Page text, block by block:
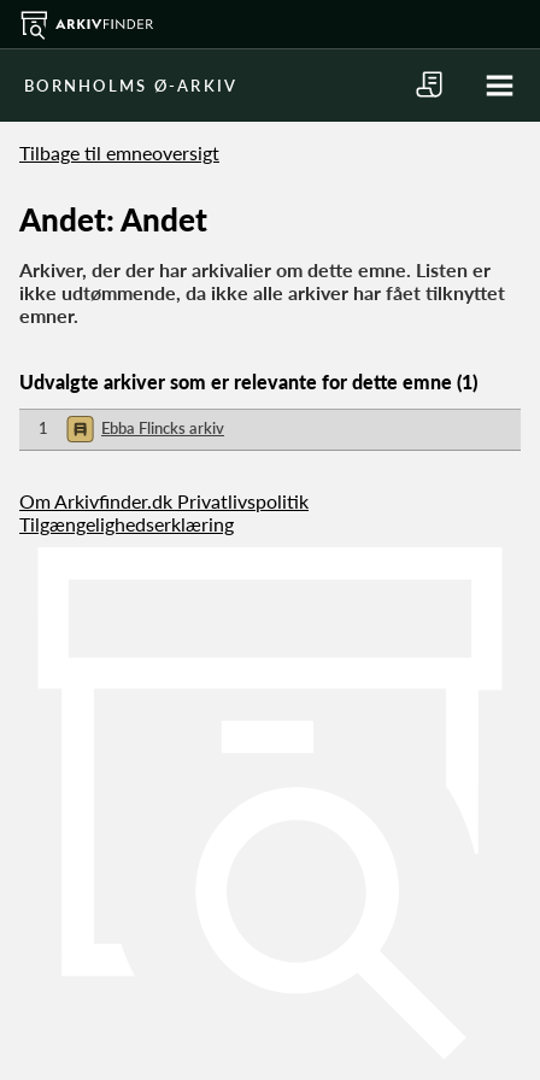
BORNHOLMS Ø-ARKIV
Tilbage til emneoversigt
Andet: Andet
Arkiver, der der har arkivalier om dette emne. Listen er
ikke udtømmende, da ikke alle arkiver har fået tilknyttet
emner.
Udvalgte arkiver som er relevante for dette emne (1)
1 Ebba Flincks arkiv
Om Arkivfinder.dk Privatlivspolitik
Tilgængelighedserklæring